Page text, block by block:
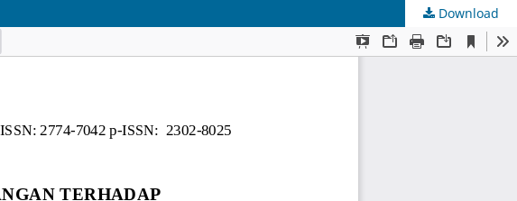
Download